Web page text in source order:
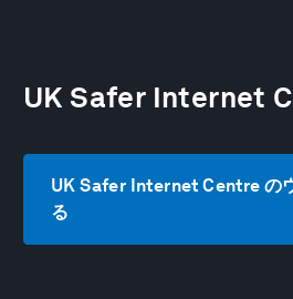
UK Safer Internet
UK Safer Internet Centre の
る